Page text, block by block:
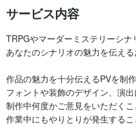
サービス内容
TRPGやマーダーミステリーシナ
あなたのシナリオの魅力を伝える
作品の魅力を十分伝えるPVを制作
フォントや装飾のデザイン、演
制作中何度かご意見をいただくこ
作業中にもやりとりが発生する